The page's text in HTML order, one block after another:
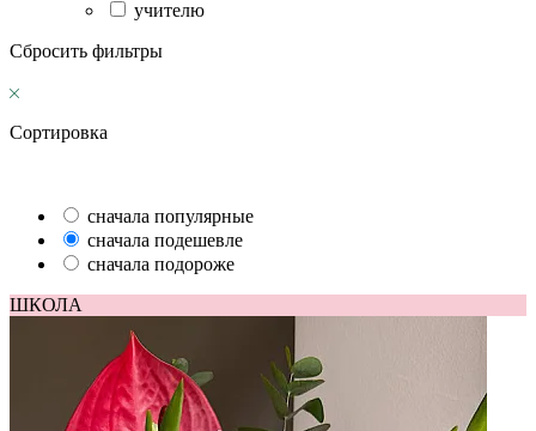
учителю
Сбросить фильтры
Сортировка
сначала популярные
сначала подешевле
сначала подороже
ШКОЛА